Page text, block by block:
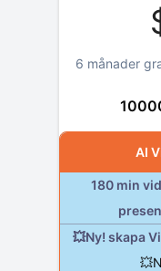
6 månader
AI
180 min
💥Ny! skapa